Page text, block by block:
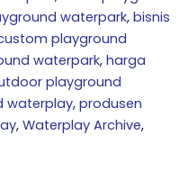
waterpark, bisnis
playground
waterpark, harga
playground
waterplay, produsen
, Waterplay Archive,